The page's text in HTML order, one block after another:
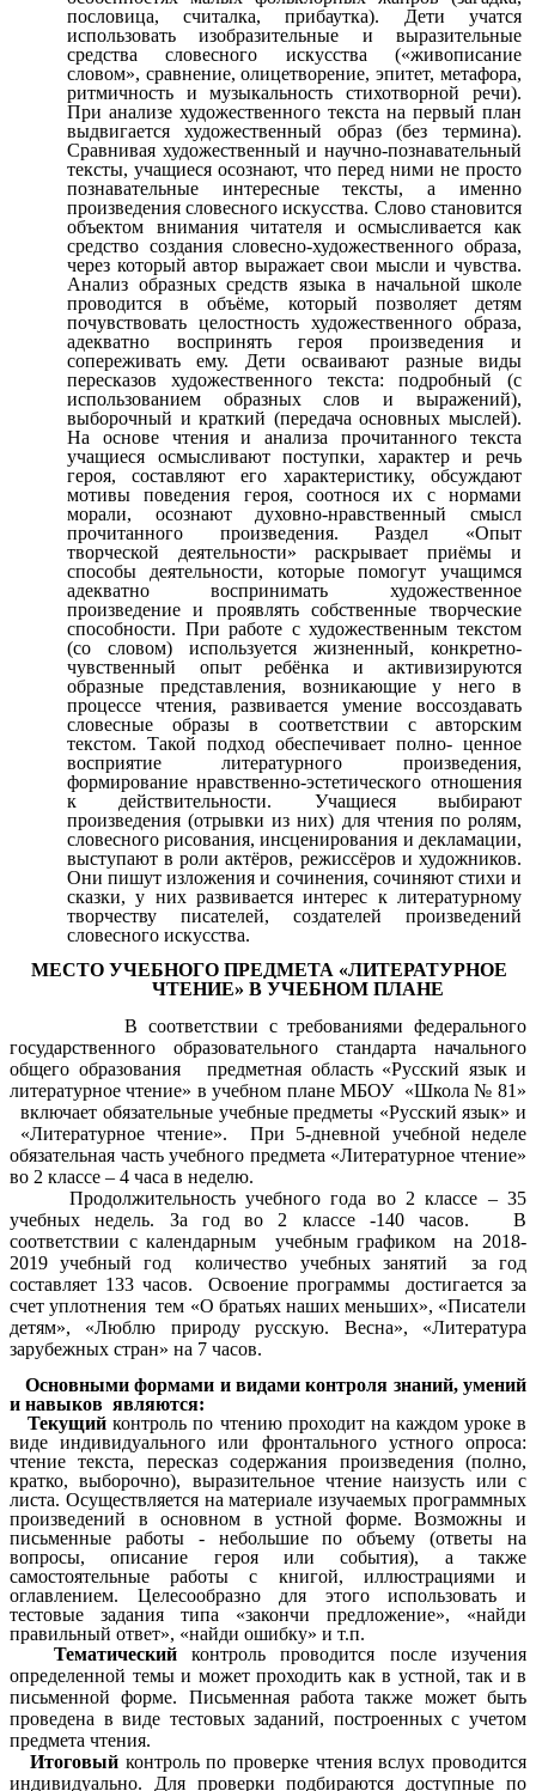
пословица, считалка, прибаутка). Дети учатся
использовать изобразительные и выразительные
средства словесного искусства («живописание
словом», сравнение, олицетворение, эпитет, метафора,
ритмичность и музыкальность стихотворной речи).
При анализе художественного текста на первый план
выдвигается художественный образ (без термина).
Сравнивая художественный и научно-познавательный
тексты, учащиеся осознают, что перед ними не просто
познавательные интересные тексты, а именно
произведения словесного искусства. Слово становится
объектом внимания читателя и осмысливается как
средство создания словесно-художественного образа,
через который автор выражает свои мысли и чувства.
Анализ образных средств языка в начальной школе
проводится в объёме, который позволяет детям
почувствовать целостность художественного образа,
адекватно воспринять героя произведения и
сопереживать ему. Дети осваивают разные виды
пересказов художественного текста: подробный (с
использованием образных слов и выражений),
выборочный и краткий (передача основных мыслей).
На основе чтения и анализа прочитанного текста
учащиеся осмысливают поступки, характер и речь
героя, составляют его характеристику, обсуждают
мотивы поведения героя, соотнося их с нормами
морали, осознают духовно-нравственный смысл
прочитанного произведения. Раздел «Опыт
творческой деятельности» раскрывает приёмы и
способы деятельности, которые помогут учащимся
адекватно воспринимать художественное
произведение и проявлять собственные творческие
способности. При работе с художественным текстом
(со словом) используется жизненный, конкретно-
чувственный опыт ребёнка и активизируются
образные представления, возникающие у него в
процессе чтения, развивается умение воссоздавать
словесные образы в соответствии с авторским
текстом. Такой подход обеспечивает полно- ценное
восприятие литературного произведения,
формирование нравственно-эстетического отношения
к действительности. Учащиеся выбирают
произведения (отрывки из них) для чтения по ролям,
словесного рисования, инсценирования и декламации,
выступают в роли актёров, режиссёров и художников.
Они пишут изложения и сочинения, сочиняют стихи и
сказки, у них развивается интерес к литературному
творчеству писателей, создателей произведений
словесного искусства.
МЕСТО УЧЕБНОГО ПРЕДМЕТА «ЛИТЕРАТУРНОЕ
ЧТЕНИЕ»В УЧЕБНОМ ПЛАНЕ
В соответствии с требованиями федерального
государственного образовательного стандарта начального
общего образования предметная область «Русский язык и
литературное чтение» в учебном плане МБОУ «Школа № 81»
включает обязательные учебные предметы «Русский язык» и
«Литературное чтение». При 5-дневной учебной неделе
обязательная часть учебного предмета «Литературное чтение»
во 2 классе – 4 часа в неделю.
Продолжительность учебного года во 2 классе – 35
учебных недель. За год во 2 классе -140 часов. В
соответствии с календарным учебным графиком на 2018-
2019 учебный год количество учебных занятий за год
составляет 133 часов. Освоение программы достигается за
счет уплотнения тем «О братьях наших меньших», «Писатели
детям», «Люблю природу русскую. Весна», «Литература
зарубежных стран» на 7 часов.
Основными формами и видами контроля знаний, умений
и навыков являются:
Текущийконтроль по чтению проходит на каждом уроке в
виде индивидуального или фронтального устного опроса:
чтение текста, пересказ содержания произведения (полно,
кратко, выборочно), выразительное чтение наизусть или с
листа. Осуществляется на материале изучаемых программных
произведений в основном в устной форме. Возможны и
письменные работы - небольшие по объему (ответы на
вопросы, описание героя или события), а также
самостоятельные работы с книгой, иллюстрациями и
оглавлением. Целесообразно для этого использовать и
тестовые задания типа «закончи предложение», «найди
правильный ответ», «найди ошибку» и т.п.
Тематическийконтроль проводится после изучения
определенной темы и может проходить как в устной, так и в
письменной форме. Письменная работа также может быть
проведена в виде тестовых заданий, построенных с учетом
предмета чтения.
Итоговый контроль по проверке чтения вслух проводится
индивидуально. Для проверки подбираются доступные по